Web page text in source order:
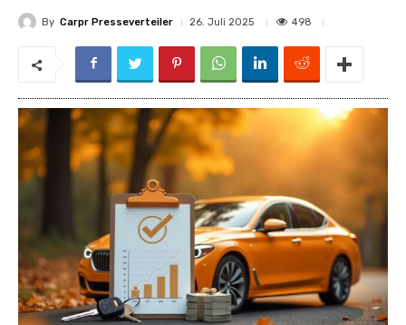
By Carpr Presseverteiler 26. Juli 2025 498